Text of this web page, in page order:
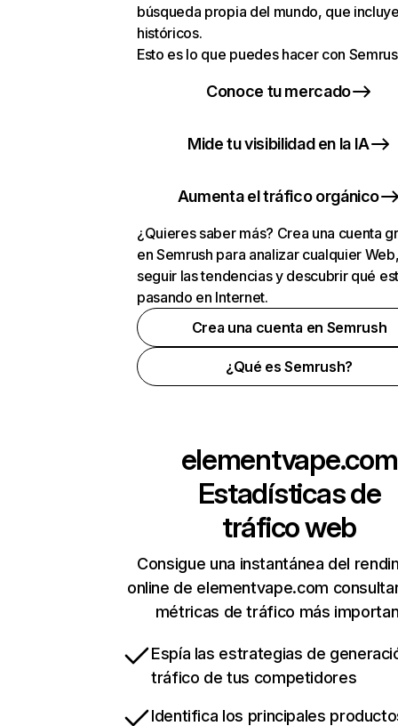
búsqueda propia del mundo, que
históricos.
Esto es lo que puedes hacer con
Conoce tu mercado
Mide tu visibilidad en la IA
Aumenta el tráfico orgánico
¿Quieres saber más? Crea una cuenta
en Semrush para analizar cualquier
seguir las tendencias y descubrir qué
pasando en Internet.
Crea una cuenta en Semrush
¿Qué es Semrush?
elementvape.com
Estadísticas de
tráfico web
Consigue una instantánea del
online de elementvape.com
métricas de tráfico más
Espía las estrategias de
tráfico de tus competidores
Identifica los principales